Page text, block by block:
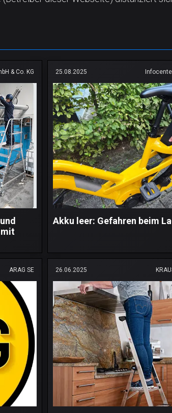
& Co. KG 25.08.2025
Akku leer: Gefahren beim
ARAG SE 26.06.2025